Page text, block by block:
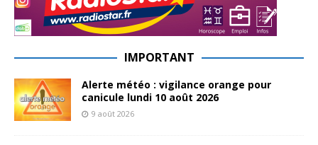
IMPORTANT
Alerte météo : vigilance orange pour
canicule lundi 10 août 2026
9 août 2026